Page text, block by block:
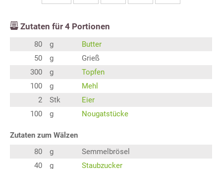
Zutaten für 4 Portionen
80 g
Butter
50
g
Grieß
300
g
Topfen
100
g
Mehl
2
Stk
Eier
100
g Nougatstücke
Zutaten zum Wälzen
80
g
Semmelbrösel
40
g Staubzucker